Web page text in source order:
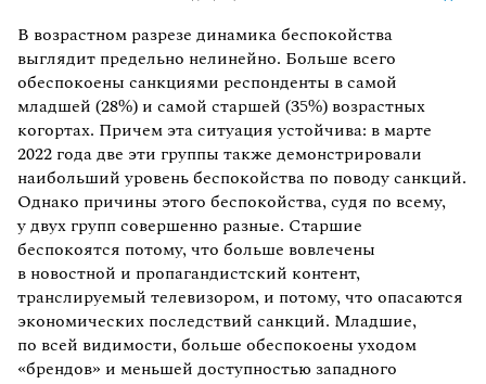
В возрастном разрезе динамика беспокойства
выглядит предельно нелинейно. Больше всего
обеспокоены санкциями респонденты в самой
младшей (28%) и самой старшей (35%) возрастных
когортах. Причем эта ситуация устойчива: в марте
2022 года две эти группы также демонстрировали
наибольший уровень беспокойства по поводу санкций.
Однако причины этого беспокойства, судя по всему,
у двух групп совершенно разные. Старшие
беспокоятся потому, что больше вовлечены
в новостной и пропагандистский контент,
транслируемый телевизором, и потому, что опасаются
экономических последствий санкций. Младшие,
по всей видимости, больше обеспокоены уходом
«брендов» и меньшей доступностью западного